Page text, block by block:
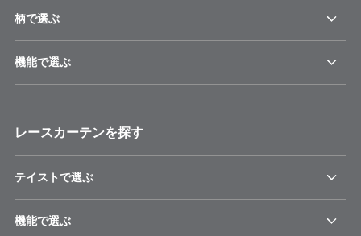
柄で選ぶ
機能で選ぶ
レースカーテンを探す
テイストで選ぶ
機能で選ぶ